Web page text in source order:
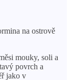
na ostrově
mouky, soli a
povrch a
jako v